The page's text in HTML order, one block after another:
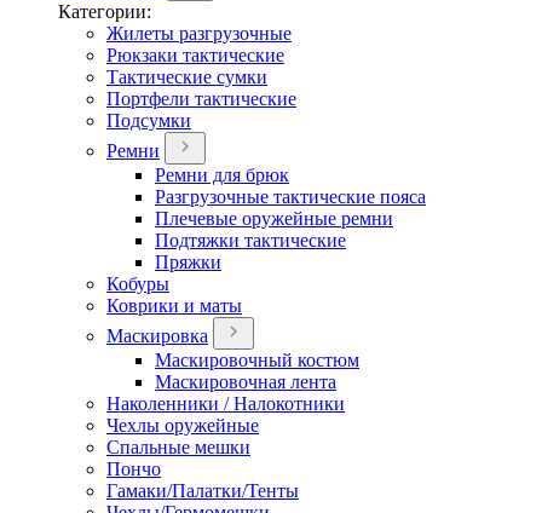
Категории:
Жилеты разгрузочные
Рюкзаки тактические
Тактические сумки
Портфели тактические
Подсумки
Ремни
Ремни для брюк
Разгрузочные тактические пояса
Плечевые оружейные ремни
Подтяжки тактические
Пряжки
Кобуры
Коврики и маты
Маскировка
Маскировочный костюм
Маскировочная лента
Наколенники / Налокотники
Чехлы оружейные
Спальные мешки
Пончо
Гамаки/Палатки/Тенты